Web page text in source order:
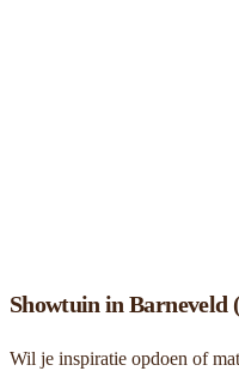
Showtuin in Barneveld
Wil je inspiratie opdoen of